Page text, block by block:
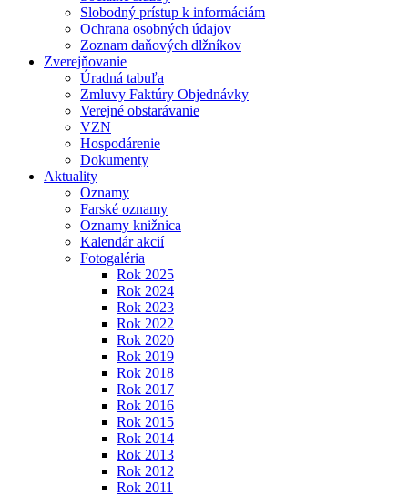
Slobodný prístup k informáciám
Ochrana osobných údajov
Zoznam daňových dlžníkov
Zverejňovanie
Úradná tabuľa
Zmluvy Faktúry Objednávky
Verejné obstarávanie
VZN
Hospodárenie
Dokumenty
Aktuality
Oznamy
Farské oznamy
Oznamy knižnica
Kalendár akcií
Fotogaléria
Rok 2025
Rok 2024
Rok 2023
Rok 2022
Rok 2020
Rok 2019
Rok 2018
Rok 2017
Rok 2016
Rok 2015
Rok 2014
Rok 2013
Rok 2012
Rok 2011